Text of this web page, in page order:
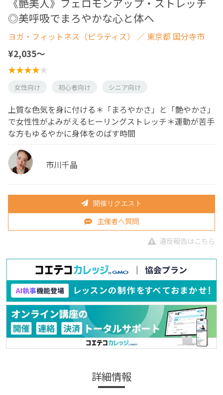
◎美呼吸でまろやかな心と体へ
ヨガ・フィットネス（ピラティス） ／ 東京都 国分寺市
¥2,035〜
女性向け 初心者向け シニア向け
上質な色気を身に付ける＊「まろやかさ」と「艶やかさ」
で女性性がよみがえるヒーリングストレッチ＊運動が苦手
な方もゆるやかに身体をのばす時間
市川千晶
開催リクエスト
主催者へ質問
違反報告はこちら
詳細情報